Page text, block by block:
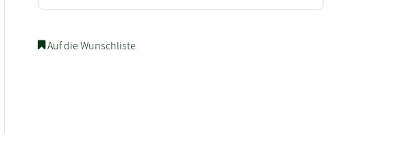
Auf die Wunschliste